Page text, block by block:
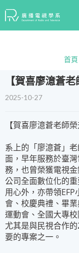
首頁
【賀喜廖澺蒼
2025-10-27
【賀喜廖澺蒼老師
系上的「廖澺蒼」
面，早年服務於臺
務，也曾榮獲電視
公司全面數位化的
用心外，亦帶領
會、校慶典禮、畢
運動會、全國大專
尤其是與民視合作
要的專案之一。